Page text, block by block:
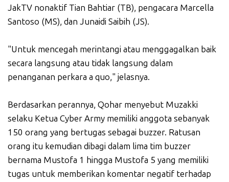
JakTV nonaktif Tian Bahtiar (TB), pengacara Marcella
Santoso (MS), dan Junaidi Saibih (JS).
"Untuk mencegah merintangi atau menggagalkan baik
secara langsung atau tidak langsung dalam
penanganan perkara a quo," jelasnya.
Berdasarkan perannya, Qohar menyebut Muzakki
selaku Ketua Cyber Army memiliki anggota sebanyak
150 orang yang bertugas sebagai buzzer. Ratusan
orang itu kemudian dibagi dalam lima tim buzzer
bernama Mustofa 1 hingga Mustofa 5 yang memiliki
tugas untuk memberikan komentar negatif terhadap